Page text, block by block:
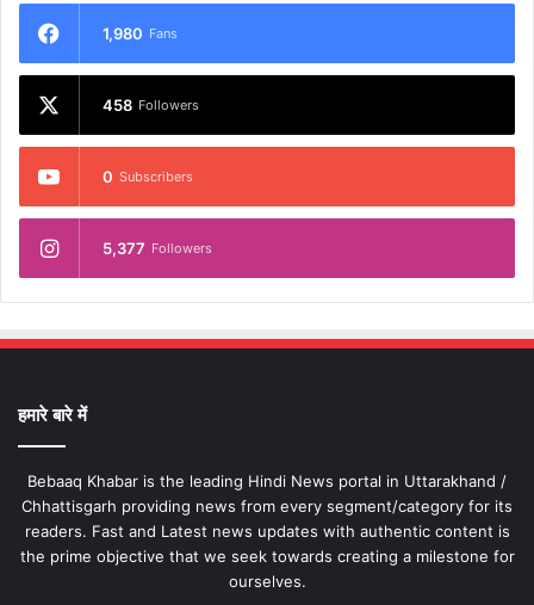
1,980 Fans
458 Followers
0 Subscribers
5,377 Followers
हमारे बारे में
Bebaaq Khabar is the leading Hindi News portal in Uttarakhand /
Chhattisgarh providing news from every segment/category for its
readers. Fast and Latest news updates with authentic content is
the prime objective that we seek towards creating a milestone for
ourselves.